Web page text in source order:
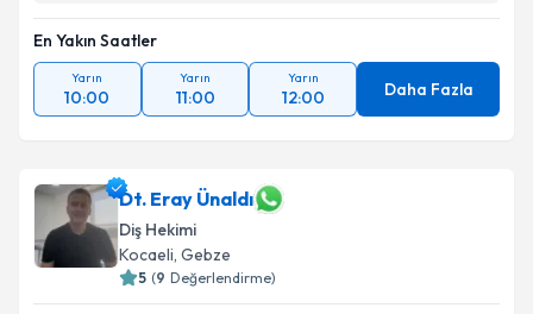
En Yakın Saatler
Yarın
10:00
Yarın
11:00
Yarın
12:00 Daha Fazla
Dt. Eray Ünaldı
Diş Hekimi
Kocaeli, Gebze
5 (9 Değerlendirme)